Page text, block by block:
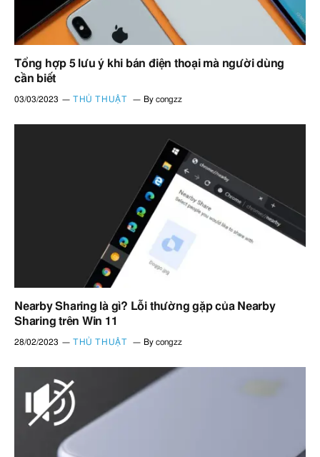
Tổng hợp 5 lưu ý khi bán điện thoại mà người dùng
cần biết
03/03/2023 THỦ THUẬT By congzz
Nearby Sharing là gì? Lỗi thường gặp của Nearby
Sharing trên Win 11
28/02/2023 THỦ THUẬT By congzz